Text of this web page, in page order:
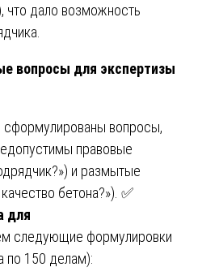
что дало возможность
вопросы для экспертизы
сформулированы вопросы,
правовые
и размытые
бетона?»). ✅
для
следующие формулировки
по 150 делам):